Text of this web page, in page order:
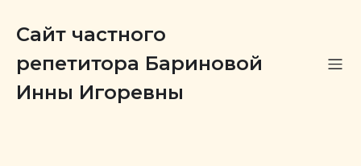
Сайт частного
репетитора Бариновой
Инны Игоревны